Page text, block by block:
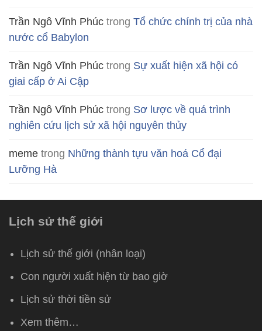
Trần Ngô Vĩnh Phúc trong Tổ chức chính trị của nhà
nước cổ Babylon
Trần Ngô Vĩnh Phúc trong Sự xuất hiện xã hội có
giai cấp ở Ai Cập
Trần Ngô Vĩnh Phúc trong Sơ lược về quá trình
nghiên cứu lịch sử xã hội nguyên thủy
meme trong Những thành tựu văn hoá Cổ đại
Lưỡng Hà
Lịch sử thế giới
Lịch sử thế giới (nhân loại)
Con người xuất hiện từ bao giờ
Lịch sử thời tiền sử
Xem thêm…